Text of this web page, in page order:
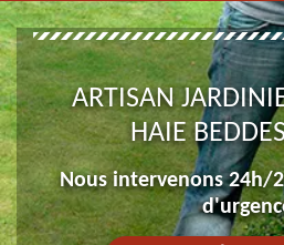
ARTISAN
HAIE
Nous intervenons 24h/